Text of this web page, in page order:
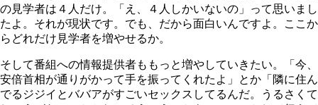
の見学者は４人だけ。「え、４人しかいないの」って思いまし
たよ。それが現状です。でも、だから面白いんですよ。ここか
らどれだけ見学者を増やせるか。
そして番組への情報提供者ももっと増やしていきたい。「今、
安倍首相が通りがかって手を振ってくれたよ」とか「隣に住ん
でるジジイとババアがすごいセックスしてるんだ。うるさくて